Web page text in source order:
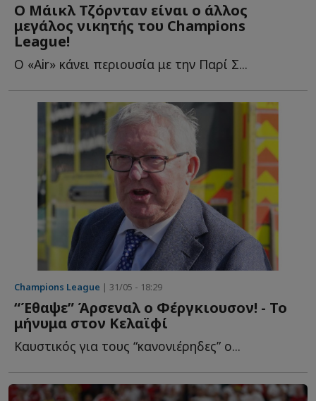
Ο Μάικλ Τζόρνταν είναι ο άλλος
μεγάλος νικητής του Champions
League!
Ο «Air» κάνει περιουσία με την Παρί Σ...
Champions League | 31/05 - 18:29
“Έθαψε” Άρσεναλ ο Φέργκιουσον! - Το
μήνυμα στον Κελαϊφί
Καυστικός για τους “κανονιέρηδες” ο...